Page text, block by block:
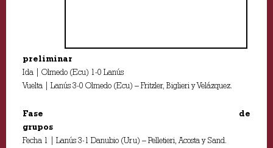
preliminar
Ida | Olmedo (Ecu) 1-0 Lanús
Vuelta | Lanús 3-0 Olmedo (Ecu) – Fritzler, Biglieri y Velázquez.
Fase de
grupos
Fecha 1 | Lanús 3-1 Danubio (Uru) – Pelletieri, Acosta y Sand.